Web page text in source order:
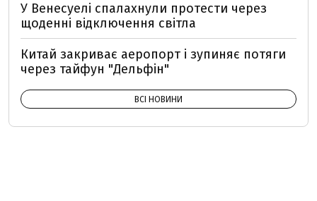
У Венесуелі спалахнули протести через
щоденні відключення світла
Китай закриває аеропорт і зупиняє потяги
через тайфун "Дельфін"
ВСІ НОВИНИ